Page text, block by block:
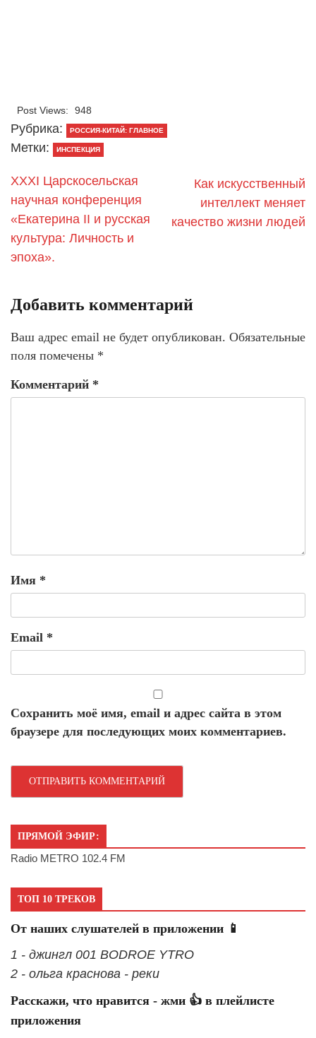
Post Views: 948
Рубрика: РОССИЯ-КИТАЙ: ГЛАВНОЕ
Метки: ИНСПЕКЦИЯ
XXXI Царскосельская
научная конференция
«Екатерина II и русская
культура: Личность и
эпоха».
Как искусственный
интеллект меняет
качество жизни людей
Добавить комментарий
Ваш адрес email не будет опубликован. Обязательные
поля помечены *
Комментарий *
Имя *
Email *
Сохранить моё имя, email и адрес сайта в этом
браузере для последующих моих комментариев.
ПРЯМОЙ ЭФИР:
Radio METRO 102.4 FM
ТОП 10 ТРЕКОВ
От наших слушателей в приложении 📱
1 - джингл 001 BODROE YTRO
2 - ольга краснова - реки
Расскажи, что нравится - жми 👍 в плейлисте
приложения